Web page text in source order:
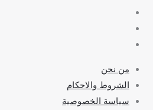
من نحن
الشروط والاحكام
سياسة الخصوصية